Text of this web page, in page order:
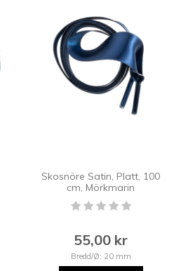
Skosnöre Satin, Platt, 100
cm, Mörkmarin
55,00 kr
Bredd/Ø: 20 mm